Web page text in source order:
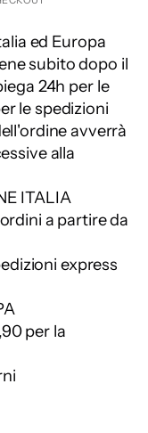
ed Europa
subito dopo il
24h per le
le spedizioni
avverrà
alla
ITALIA
a partire da
express
per la